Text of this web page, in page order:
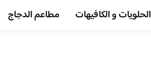
الحلويات و الكافيهات ‎ مطاعم الدجاج